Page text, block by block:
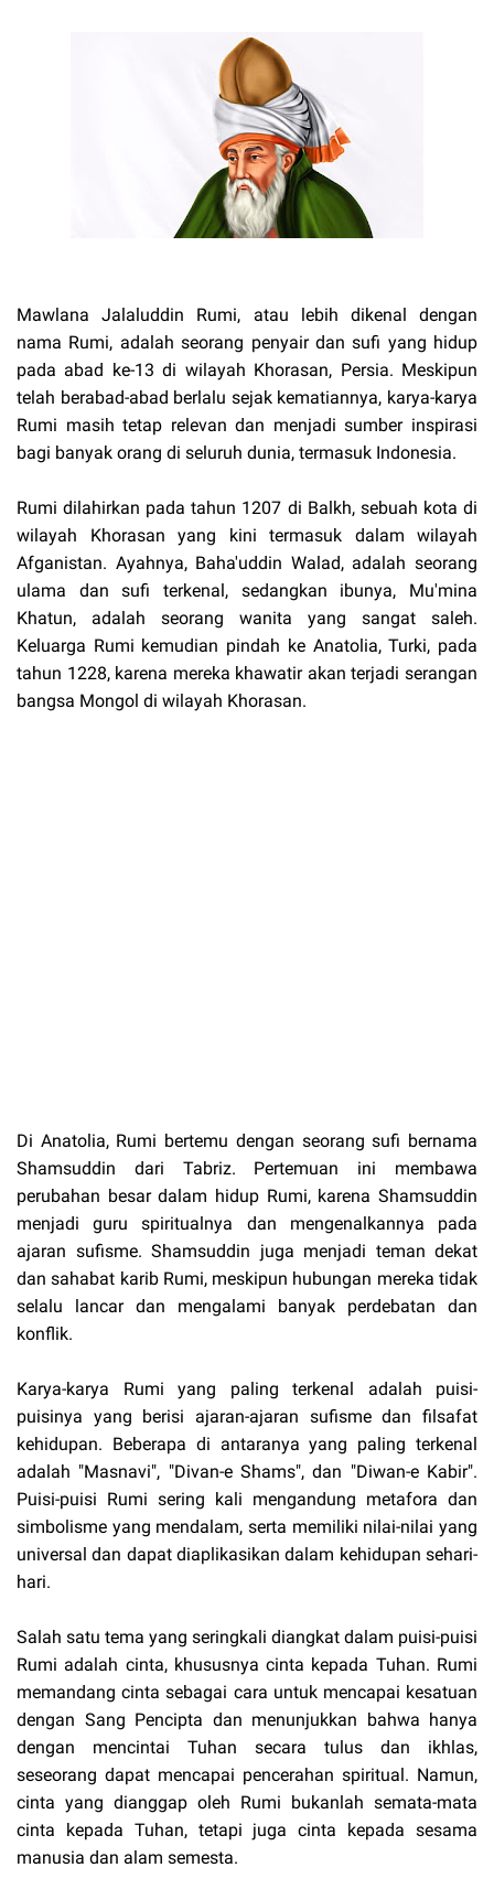
Mawlana Jalaluddin Rumi, atau lebih dikenal dengan
nama Rumi, adalah seorang penyair dan sufi yang hidup
pada abad ke-13 di wilayah Khorasan, Persia. Meskipun
telah berabad-abad berlalu sejak kematiannya, karya-karya
Rumi masih tetap relevan dan menjadi sumber inspirasi
bagi banyak orang di seluruh dunia, termasuk Indonesia.
Rumi dilahirkan pada tahun 1207 di Balkh, sebuah kota di
wilayah Khorasan yang kini termasuk dalam wilayah
Afganistan. Ayahnya, Baha'uddin Walad, adalah seorang
ulama dan sufi terkenal, sedangkan ibunya, Mu'mina
Khatun, adalah seorang wanita yang sangat saleh.
Keluarga Rumi kemudian pindah ke Anatolia, Turki, pada
tahun 1228, karena mereka khawatir akan terjadi serangan
bangsa Mongol di wilayah Khorasan.
Di Anatolia, Rumi bertemu dengan seorang sufi bernama
Shamsuddin dari Tabriz. Pertemuan ini membawa
perubahan besar dalam hidup Rumi, karena Shamsuddin
menjadi guru spiritualnya dan mengenalkannya pada
ajaran sufisme. Shamsuddin juga menjadi teman dekat
dan sahabat karib Rumi, meskipun hubungan mereka tidak
selalu lancar dan mengalami banyak perdebatan dan
konflik.
Karya-karya Rumi yang paling terkenal adalah puisi-
puisinya yang berisi ajaran-ajaran sufisme dan filsafat
kehidupan. Beberapa di antaranya yang paling terkenal
adalah "Masnavi", "Divan-e Shams", dan "Diwan-e Kabir".
Puisi-puisi Rumi sering kali mengandung metafora dan
simbolisme yang mendalam, serta memiliki nilai-nilai yang
universal dan dapat diaplikasikan dalam kehidupan sehari-
hari.
Salah satu tema yang seringkali diangkat dalam puisi-puisi
Rumi adalah cinta, khususnya cinta kepada Tuhan. Rumi
memandang cinta sebagai cara untuk mencapai kesatuan
dengan Sang Pencipta dan menunjukkan bahwa hanya
dengan mencintai Tuhan secara tulus dan ikhlas,
seseorang dapat mencapai pencerahan spiritual. Namun,
cinta yang dianggap oleh Rumi bukanlah semata-mata
cinta kepada Tuhan, tetapi juga cinta kepada sesama
manusia dan alam semesta.